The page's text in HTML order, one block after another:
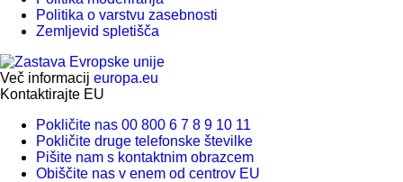
Politika o varstvu zasebnosti
Zemljevid spletišča
Več informacij europa.eu
Kontaktirajte EU
Pokličite nas 00 800 6 7 8 9 10 11
Pokličite druge telefonske številke
Pišite nam s kontaktnim obrazcem
Obiščite nas v enem od centrov EU